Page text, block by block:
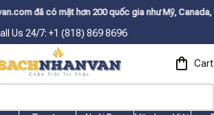
200 quốc gia như Mỹ, Canada, Úc, Nhật, Hàn, và
Us 24/7: +1 (818) 869 8696
Cart